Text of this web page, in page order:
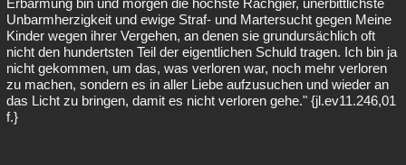
Erbarmung bin und morgen die höchste Rachgier, unerbittlichste
Unbarmherzigkeit und ewige Straf- und Martersucht gegen Meine
Kinder wegen ihrer Vergehen, an denen sie grundursächlich oft
nicht den hundertsten Teil der eigentlichen Schuld tragen. Ich bin ja
nicht gekommen, um das, was verloren war, noch mehr verloren
zu machen, sondern es in aller Liebe aufzusuchen und wieder an
das Licht zu bringen, damit es nicht verloren gehe." {jl.ev11.246,01
f.}